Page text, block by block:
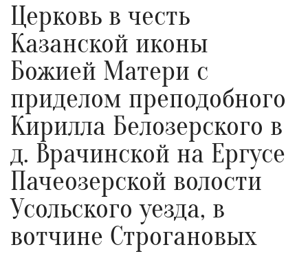
Церковь в честь
Казанской иконы
Божией Матери с
приделом преподобного
Кирилла Белозерского в
д. Врачинской на Ергусе
Пачеозерской волости
Усольского уезда, в
вотчине Строгановых